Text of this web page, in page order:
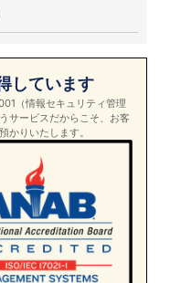
しています
（情報セキュリティ管理
サービスだからこそ、お客
かりいたします。